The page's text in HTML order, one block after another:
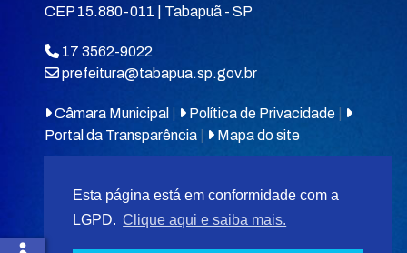
Esta página está em conformidade com a
LGPD. Clique aqui e saiba mais.
CEP 15.880-011 | Tabapuã - SP
17 3562-9022
prefeitura@tabapua.sp.gov.br
Câmara Municipal Política de Privacidade
Portal da Transparência
Mapa do site